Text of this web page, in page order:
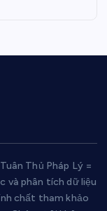
Thủ Pháp Lý =
và phân tích dữ liệu
chất tham khảo